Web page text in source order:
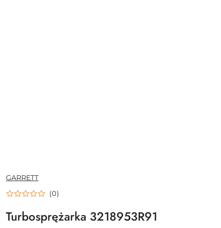
NAZWA
PRODUCENTA:
GARRETT
(0)
Turbosprężarka 3218953R91